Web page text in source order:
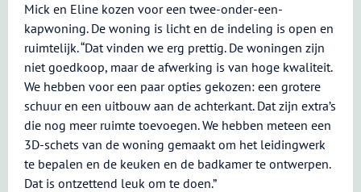
Mick en Eline kozen voor een twee-onder-een-
kapwoning. De woning is licht en de indeling is open en
ruimtelijk. “Dat vinden we erg prettig. De woningen zijn
niet goedkoop, maar de afwerking is van hoge kwaliteit.
We hebben voor een paar opties gekozen: een grotere
schuur en een uitbouw aan de achterkant. Dat zijn extra’s
die nog meer ruimte toevoegen. We hebben meteen een
3D-schets van de woning gemaakt om het leidingwerk
te bepalen en de keuken en de badkamer te ontwerpen.
Dat is ontzettend leuk om te doen.”